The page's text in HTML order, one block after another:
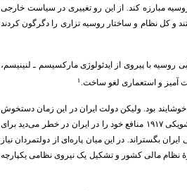
مبارزه کند. از این رو تغییری در سیاست خارجی
امور را در دست گرفتند و کل نظام و ساختار روسیه تزاری را دگرگون کردند
روسیه با پیروی از ایدئولوژی مارکسیسم ـ لنینیسم،
آمیز و استعماری لغو ساخت. ۱
بود. ولیکن دولت ایران در این زمان دستخوش
ناامنی و اغتشاش داخلی بود و حدود اختیارات و قدرت دولت مرکزی بسیار اندک. دولت انگلستان که با بروز انقلاب بلشویکی ۱۹۱۷ منافع خود را در ایران در خطر می‌دید برای
بگستراند. در این میان پاره‌ای از دولتمردان نیاز
نظام مالی کشور و تشکیل یک نیروی نظامی یکپارچه